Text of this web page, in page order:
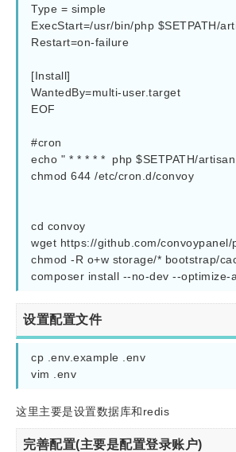
Type = simple
ExecStart=/usr/bin/php $SETPATH/
Restart=on-failure
[Install]
WantedBy=multi-user.target
EOF
#cron
echo " * * * * *  php $SETPATH/
chmod 644 /etc/cron.d/convoy
cd convoy
wget https://github.com/
chmod -R o+w storage/* bootstrap/
composer install --no-dev --optimize-
设置配置文件
cp .env.example .env
vim .env
这里主要是设置数据库和redis
完善配置(主要是配置登录账户)